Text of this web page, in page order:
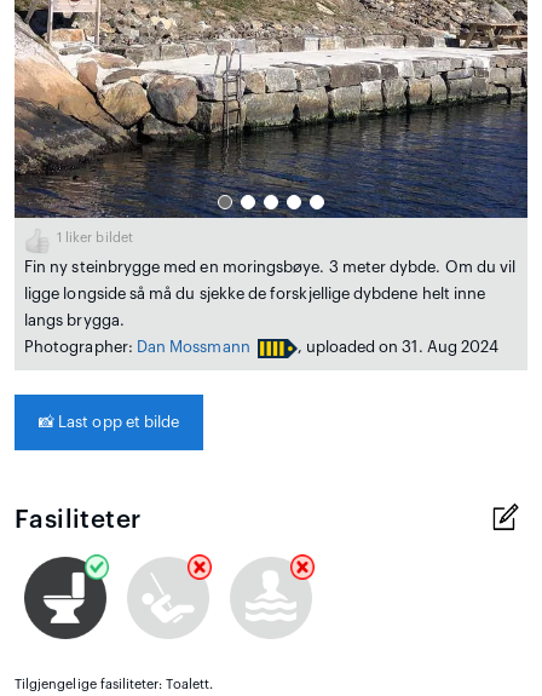
1 liker bildet
Fin ny steinbrygge med en moringsbøye. 3 meter dybde. Om du vil
ligge longside så må du sjekke de forskjellige dybdene helt inne
langs brygga.
Photographer: Dan Mossmann , uploaded on 31. Aug 2024
📸 Last opp et bilde
Fasiliteter
Tilgjengelige fasiliteter: Toalett.